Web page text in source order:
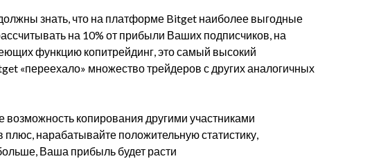
знать, что на платформе Bitget наиболее выгодные
на 10% от прибыли Ваших подписчиков, на
функцию копитрейдинг, это самый высокий
«переехало» множество трейдеров с других аналогичных
возможность копирования другими участниками
нарабатывайте положительную статистику,
Ваша прибыль будет расти